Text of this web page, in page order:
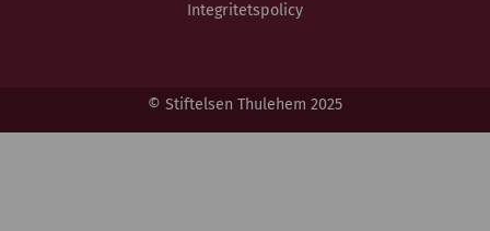
Integritetspolicy
© Stiftelsen Thulehem 2025